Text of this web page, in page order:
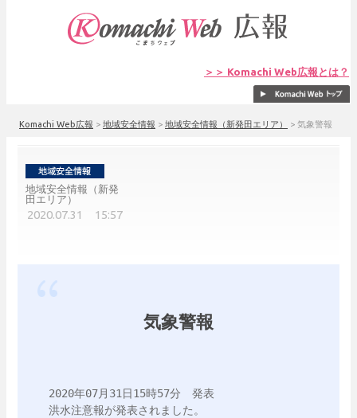
＞＞ Komachi Web広報とは？
Komachi Web広報 > 地域安全情報 > 地域安全情報（新発田エリア） > 気象警報
地域安全情報（新発
田エリア）
2020.07.31 15:57
気象警報
2020年07月31日15時57分　発表
洪水注意報が発表されました。